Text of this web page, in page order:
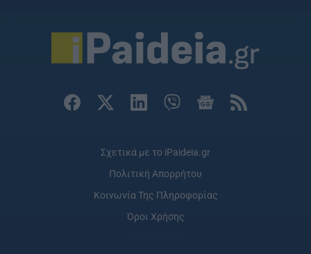
Σχετικά με το iPaideia.gr
Πολιτική Απορρήτου
Κοινωνία Της Πληροφορίας
Όροι Χρήσης